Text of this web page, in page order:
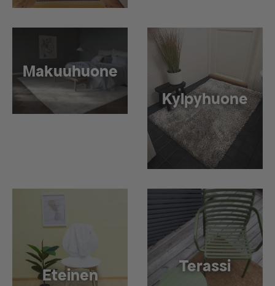
Makuuhuone
Kylpyhuone
Eteinen Terassi